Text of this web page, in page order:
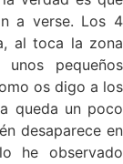
a verse. Los 4
al toca la zona
pequeños
os digo a los
queda un poco
desaparece en
he observado